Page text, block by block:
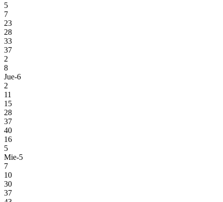
5
7
23
28
33
37
2
8
Jue-6
2
11
15
28
37
40
16
5
Mie-5
7
10
30
37